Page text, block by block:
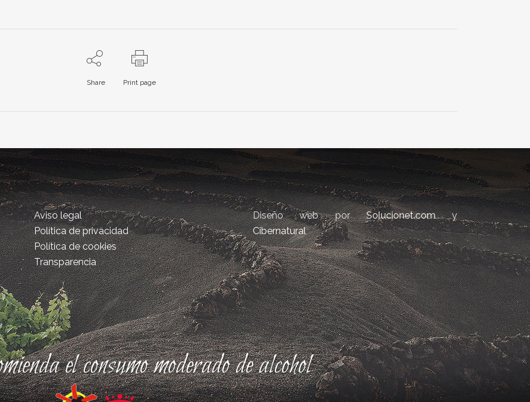
Share Print page
Aviso legal
Política de privacidad
Política de cookies
Transparencia
Diseño web porSolucionet.comy
Cibernatural
el consumo moderado de alcohol